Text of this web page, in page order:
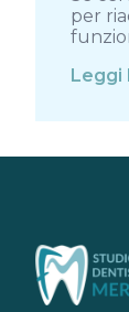
per
Leggi